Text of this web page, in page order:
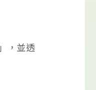
，並透